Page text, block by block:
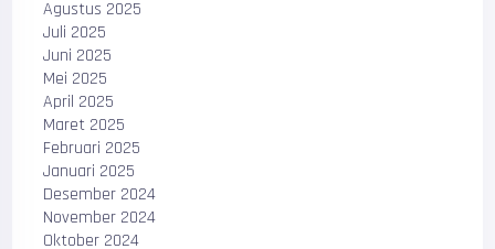
Agustus 2025
Juli 2025
Juni 2025
Mei 2025
April 2025
Maret 2025
Februari 2025
Januari 2025
Desember 2024
November 2024
Oktober 2024